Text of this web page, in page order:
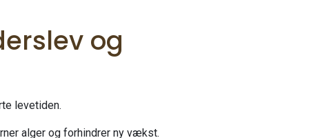
og
levetiden.
alger og forhindrer ny vækst.